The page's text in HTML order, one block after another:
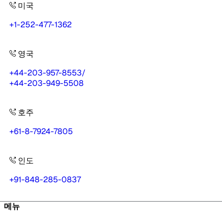
미국
+1-252-477-1362
영국
+44-203-957-8553/
+44-203-949-5508
호주
+61-8-7924-7805
인도
+91-848-285-0837
메뉴